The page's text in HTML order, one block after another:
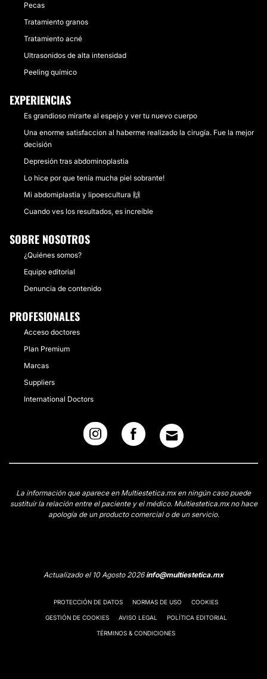
Pecas
Tratamiento granos
Tratamiento acné
Ultrasonidos de alta intensidad
Peeling químico
EXPERIENCIAS
Es grandioso mirarte al espejo y ver tu nuevo cuerpo
Una enorme satisfaccion al haberme realizado la cirugía. Fue la mejor
decisión
Depresión tras abdominoplastia
Lo hice por que tenía mucha piel sobrante!
Mi abdomiplastia y lipoescultura 🙌
Cuando ves los resultados, es increíble
SOBRE NOSOTROS
¿Quiénes somos?
Equipo editorial
Denuncia de contenido
PROFESIONALES
Acceso doctores
Plan Premium
Marcas
Suppliers
International Doctors
La información que aparece en Multiestetica.mx en ningún caso puede
sustituir la relación entre el paciente y el médico. Multiestetica.mx no hace
apología de un producto comercial o de un servicio.
Actualizado el 10 Agosto 2026info@multiestetica.mx
PROTECCIÓN DE DATOS NORMAS DE USO COOKIES
GESTIÓN DE COOKIES AVISO LEGAL POLÍTICA EDITORIAL
TÉRMINOS & CONDICIONES